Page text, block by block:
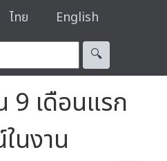
ไทย English
🔍︎
9 เดือนแรก
นงาน